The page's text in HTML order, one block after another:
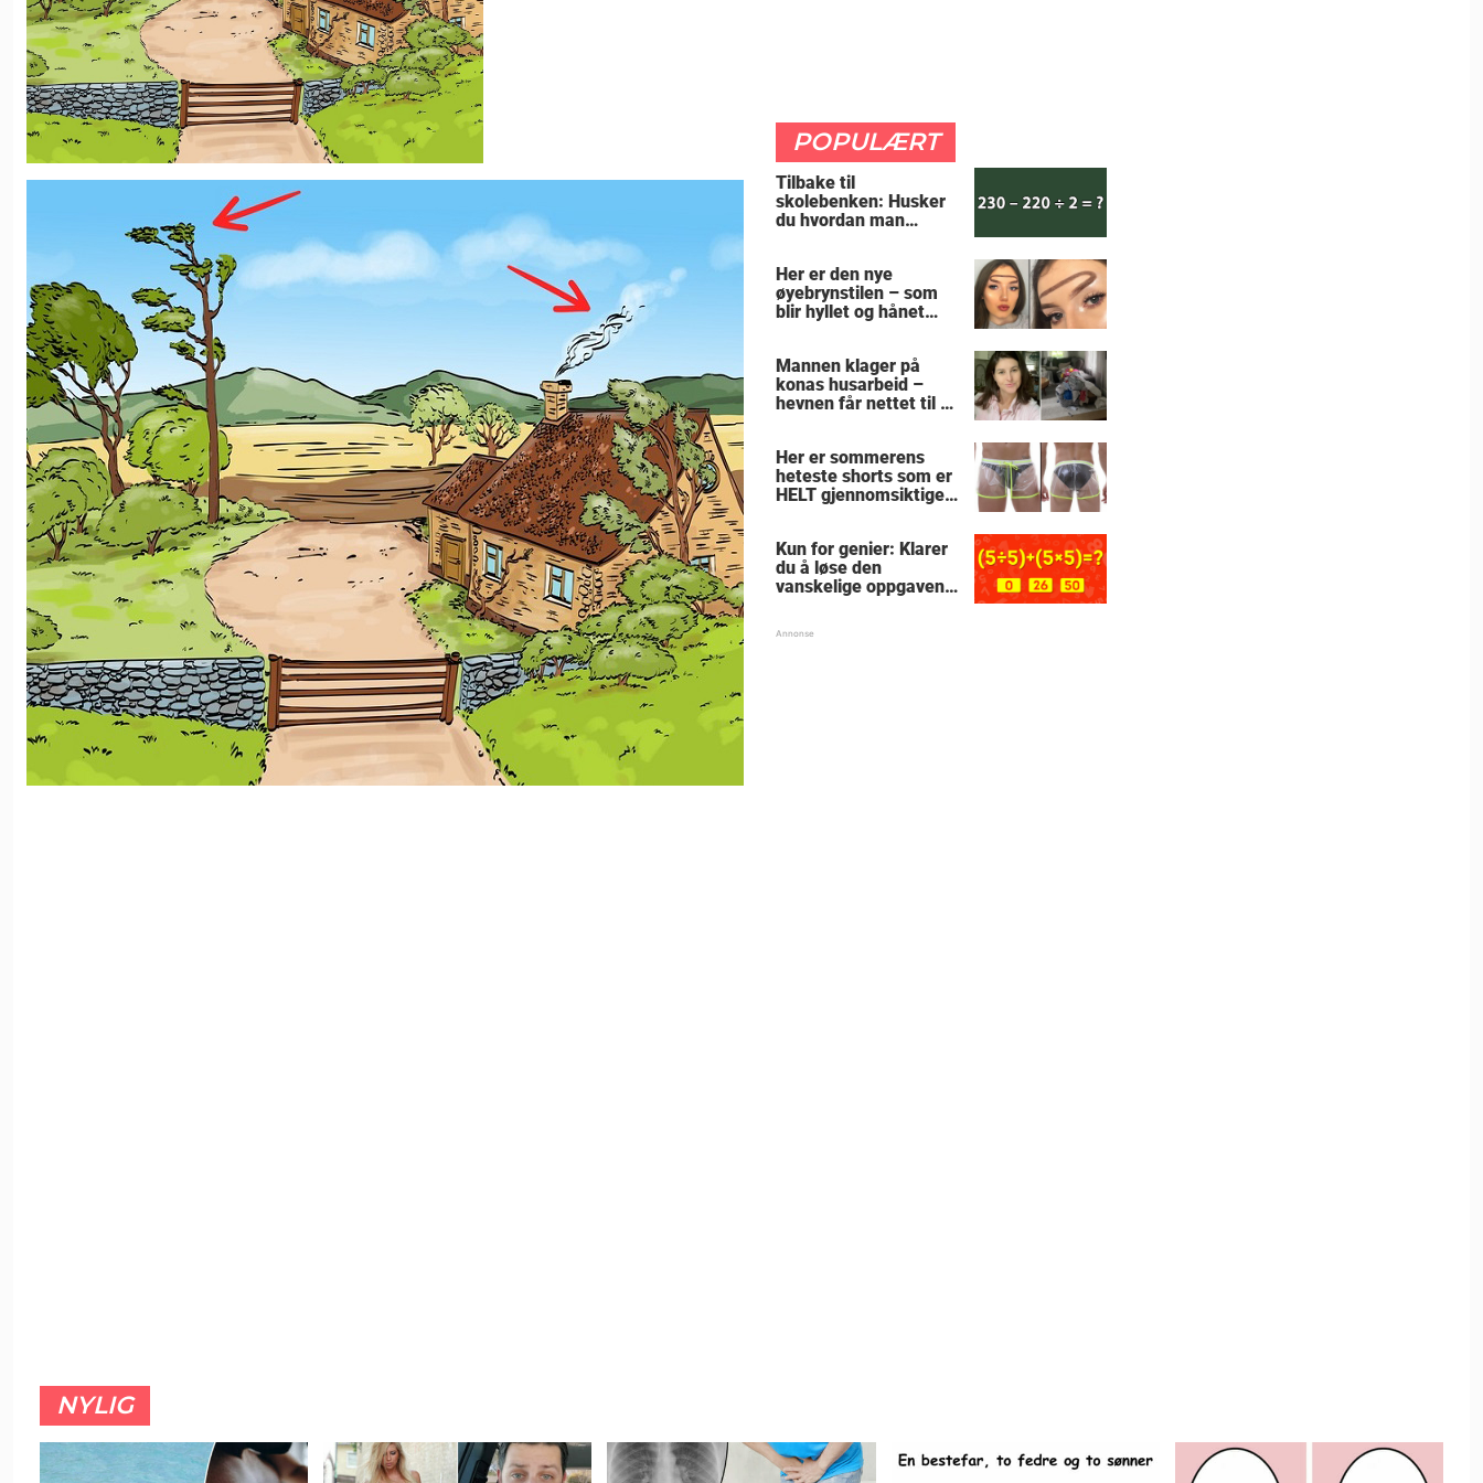
POPULÆRT
Tilbake til
skolebenken: Husker
du hvordan man
Her er den nye
øyebrynstilen – som
blir hyllet og hånet
Mannen klager på
konas husarbeid –
hevnen får nettet til å
Her er sommerens
heteste shorts som er
HELT gjennomsiktige
Kun for genier: Klarer
du å løse den
vanskelige oppgaven
NYLIG